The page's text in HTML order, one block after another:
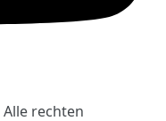
Alle rechten